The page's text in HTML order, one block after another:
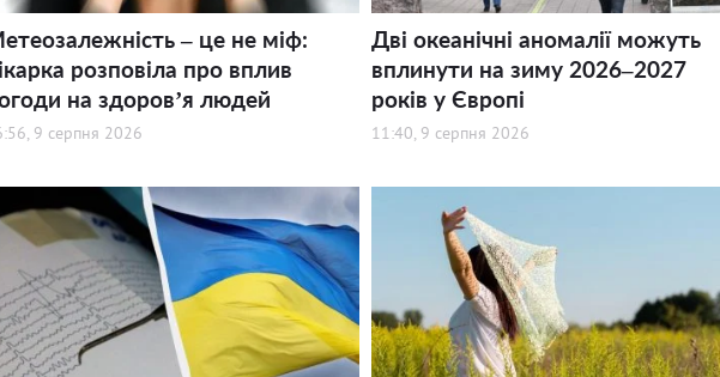
– це не міф:
розповіла про вплив
на здоров’я людей
9 серпня 2026
Дві океанічні аномалії можуть
вплинути на зиму 2026–2027
років у Європі
11:40, 9 серпня 2026